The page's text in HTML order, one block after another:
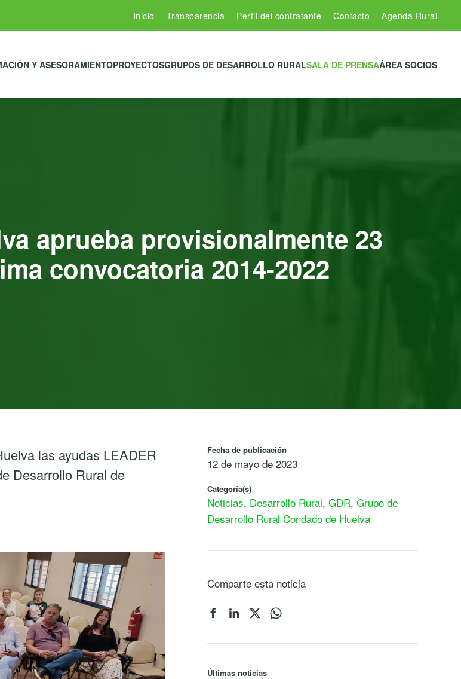
Inicio Transparencia Perfil del contratante Contacto Agenda Rural
Y ASESORAMIENTOPROYECTOSGRUPOS DE DESARROLLO RURALSALA DE PRENSAÁREA SOCIOS
aprueba provisionalmente 23
convocatoria 2014-2022
las ayudas LEADER
Desarrollo Rural de
Fecha de publicación
12 de mayo de 2023
Categoría(s)
Noticias, Desarrollo Rural, GDR, Grupo de
Desarrollo Rural Condado de Huelva
Comparte esta noticia
Últimas noticias